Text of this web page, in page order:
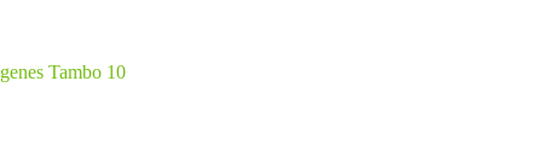
Tambo 10
aliento
y con espacio para preparar asados o disfrutar de una